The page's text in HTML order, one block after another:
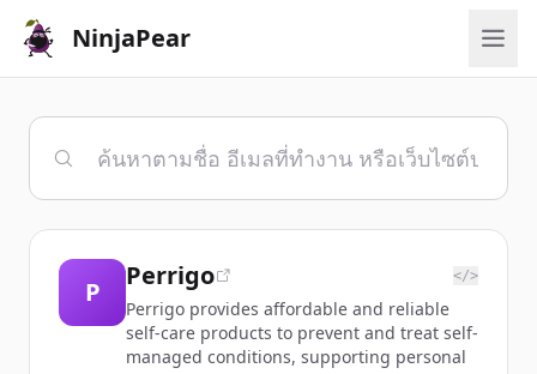
NinjaPear
P
Perrigo </>
Perrigo provides affordable and reliable
self-care products to prevent and treat self-
managed conditions, supporting personal